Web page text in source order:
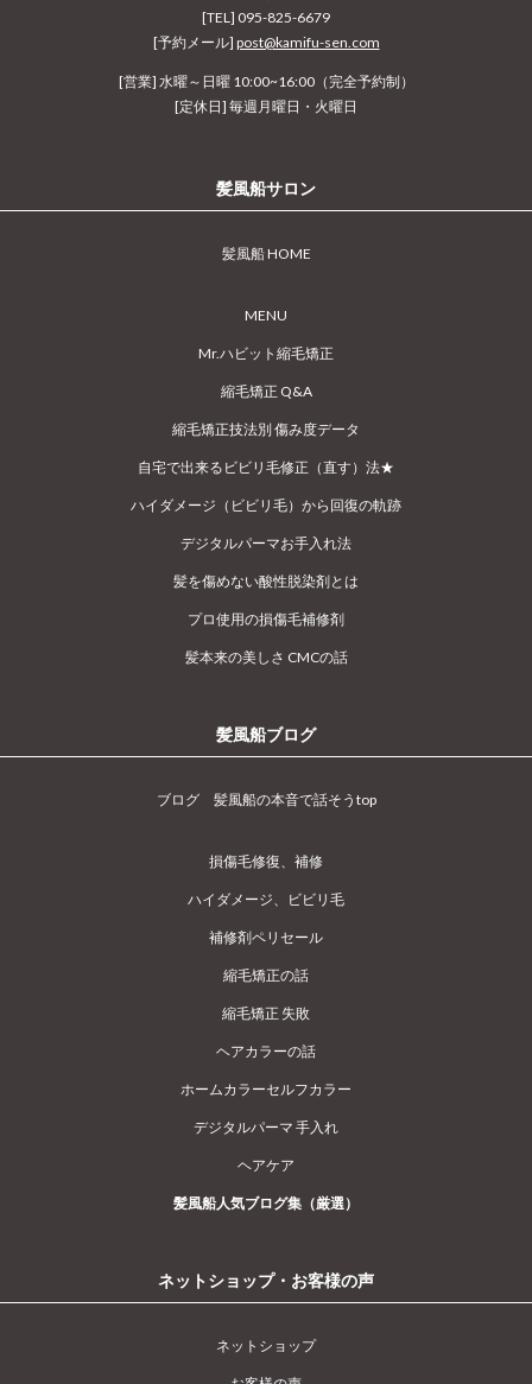
[TEL] 095-825-6679
[予約メール] post@kamifu-sen.com
[営業] 水曜～日曜 10:00~16:00（完全予約制）
[定休日] 毎週月曜日・火曜日
髪風船サロン
髪風船 HOME
MENU
Mr.ハビット縮毛矯正
縮毛矯正 Q&A
縮毛矯正技法別 傷み度データ
自宅で出来るビビリ毛修正（直す）法★
ハイダメージ（ビビリ毛）から回復の軌跡
デジタルパーマお手入れ法
髪を傷めない酸性脱染剤とは
プロ使用の損傷毛補修剤
髪本来の美しさ CMCの話
髪風船ブログ
ブログ 髪風船の本音で話そうtop
損傷毛修復、補修
ハイダメージ、ビビリ毛
補修剤ペリセール
縮毛矯正の話
縮毛矯正 失敗
ヘアカラーの話
ホームカラーセルフカラー
デジタルパーマ 手入れ
ヘアケア
髪風船人気ブログ集（厳選）
ネットショップ・お客様の声
ネットショップ